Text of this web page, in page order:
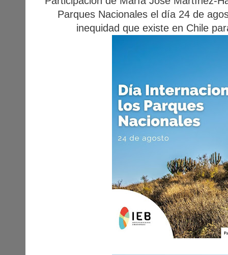
Parques Nacionales el día 24 de
inequidad que existe en Chile